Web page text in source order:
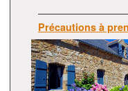
Précautions à